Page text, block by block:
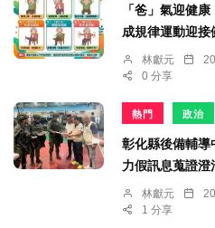
「爸」氣迎健
成規律運動迎接
林獻元
0 分享
熱門 政治
彰化縣後備輔導
力假訊息蒐證澄
林獻元
1 分享